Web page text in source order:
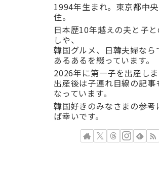
1994年生まれ。東京都中
住。
日本歴10年越えの夫と子と
しや、
韓国グルメ、日韓夫婦なら
あるあるを綴っています。
2026年に第一子を出産しま
出産後は子連れ目線の記事
なっています。
韓国好きのみなさまの参考
ば幸いです。